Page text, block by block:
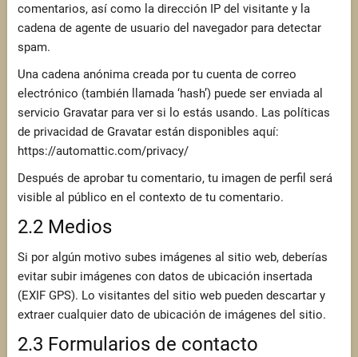
comentarios, así como la dirección IP del visitante y la
cadena de agente de usuario del navegador para detectar
spam.
Una cadena anónima creada por tu cuenta de correo
electrónico (también llamada ‘hash’) puede ser enviada al
servicio Gravatar para ver si lo estás usando. Las políticas
de privacidad de Gravatar están disponibles aquí:
https://automattic.com/privacy/
Después de aprobar tu comentario, tu imagen de perfil será
visible al público en el contexto de tu comentario.
2.2 Medios
Si por algún motivo subes imágenes al sitio web, deberías
evitar subir imágenes con datos de ubicación insertada
(EXIF GPS). Lo visitantes del sitio web pueden descartar y
extraer cualquier dato de ubicación de imágenes del sitio.
2.3 Formularios de contacto